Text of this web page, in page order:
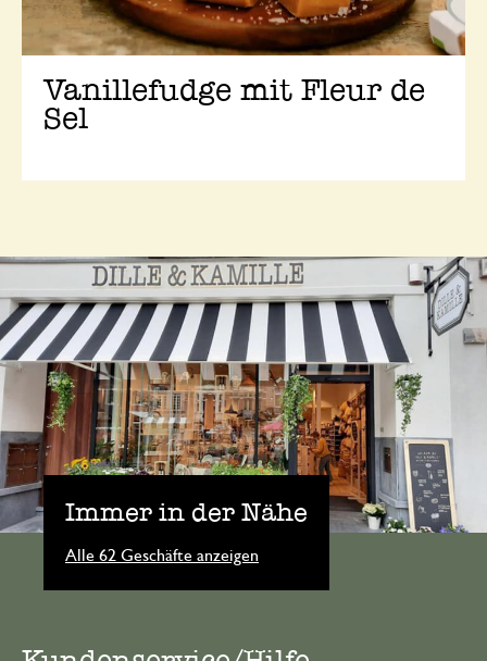
Vanillefudge mit Fleur de
Sel
Immer in der Nähe
Alle 62 Geschäfte anzeigen